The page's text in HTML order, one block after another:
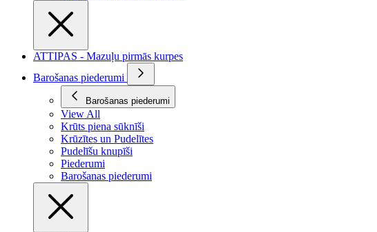
ATTIPAS - Mazuļu pirmās kurpes
Barošanas piederumi
Barošanas piederumi
View All
Krūts piena sūknīši
Krūzītes un Pudelītes
Pudelīšu knupīši
Piederumi
Barošanas piederumi